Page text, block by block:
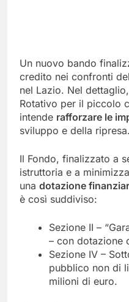
Un nuovo bando
credito nei confronti
nel Lazio. Nel
Rotativo per il piccolo
intende rafforzare le
sviluppo e della ripresa.
Il Fondo, finalizzato a
istruttoria e a
una dotazione
è così suddiviso:
Sezione II –
– con dotazione
Sezione IV –
pubblico non di
milioni di euro.